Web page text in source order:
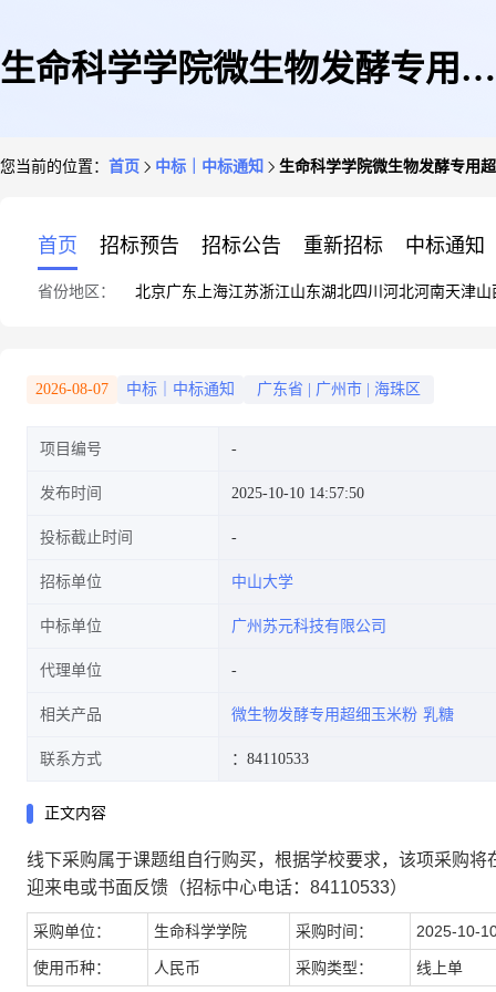
生命科学学院微生物发酵专用超
您当前的位置： 首页 中标｜中标通知 生命科学学院微生物发酵专用
首页 招标预告 招标公告 重新招标 中标通知
省份地区： 北京广东 上海江苏浙江山东湖北四川 河北河南天津山
2026-08-07 中标｜中标通知 广东省 广州市 海珠区
项目编号
发布时间 2025-10-10 14:57:50
投标截止时间
招标单位 中山大学
中标单位 广州苏元科技有限公司
代理单位
相关产品 微生物发酵专用超细玉米粉 乳糖
联系方式 ：84110533
正文内容
线下采购属于课题组自行购买，根据学校要求，该项采购
迎来电或书面反馈（招标中心电话：84110533）
采购单位： 生命科学学院 采购时间： 2025-10-
使用币种： 人民币 采购类型： 线上单